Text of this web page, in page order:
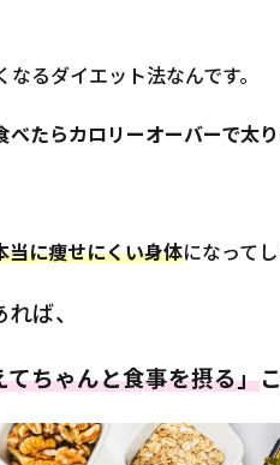
るダイエット法なんです。
べたらカロリーオーバーで太り
当に痩せにくい身体になって
ば、
てちゃんと食事を摂る」